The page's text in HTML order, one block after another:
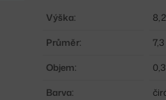
Výška:
Průměr:
Objem:
Barva: